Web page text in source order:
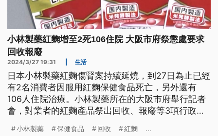
小林製藥紅麴增至2死106住院 大阪市府祭懲處要求
回收報廢
2024/3/27 19:31 生活
日本小林製藥紅麴傷腎案持續延燒，到27日為止已經
有2名消費者因服用紅麴保健食品死亡，另外還有
106人住院治療。小林製藥所在的大阪市府舉行記者
會，對業者的紅麴產品祭出回收、報廢等3項行政懲
因在台灣的配方有用到問題紅麴，目前已緊急下令回
小林製藥 保健食品 回收 紅麴 ...